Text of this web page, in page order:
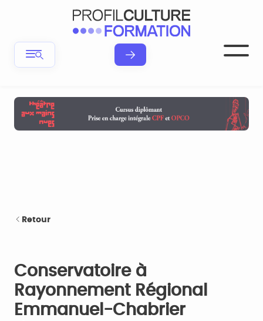
Retour
Conservatoire à
Rayonnement Régional
Emmanuel-Chabrier